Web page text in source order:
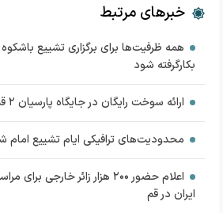
خبرهای مرتبط
همه ظرفیت‌ها برای برگزاری تشییع
بکارگرفته شود
ارائه سوخت رایگان در جایگاه پارسیان ۲ قم
محدودیت‌های ترافیکی ایام تشییع امام
اعلام حضور ۲۰۰ هزار زائر خارجی
ایران در قم